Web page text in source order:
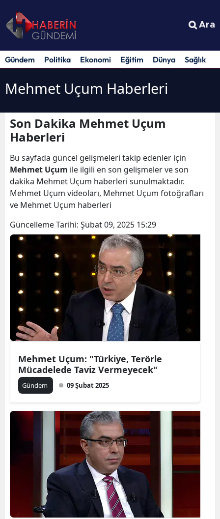
Ara
Gündem Politika Ekonomi Eğitim Dünya Sağlık
Mehmet Uçum Haberleri
Son Dakika Mehmet Uçum
Haberleri
Bu sayfada güncel gelişmeleri takip edenler için
Mehmet Uçum ile ilgili en son gelişmeler ve son
dakika Mehmet Uçum haberleri sunulmaktadır.
Mehmet Uçum videoları, Mehmet Uçum fotoğrafları
ve Mehmet Uçum haberleri
Güncelleme Tarihi: Şubat 09, 2025 15:29
Mehmet Uçum: "Türkiye, Terörle
Mücadelede Taviz Vermeyecek"
Gündem 09 Şubat 2025